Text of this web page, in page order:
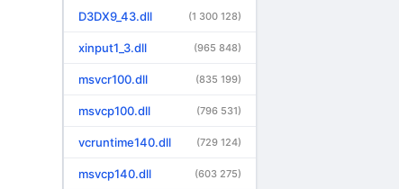
D3DX9_43.dll (1 300 128)
xinput1_3.dll (965 848)
msvcr100.dll (835 199)
msvcp100.dll (796 531)
vcruntime140.dll (729 124)
msvcp140.dll (603 275)